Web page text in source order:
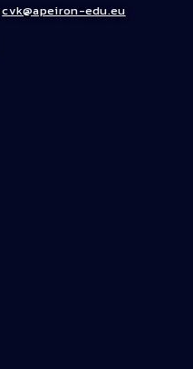
cvk@apeiron-edu.eu